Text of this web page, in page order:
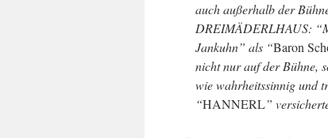
auch außerhalb der
DREIMÄDERLHAUS:
Jankuhn” als “Baron
nicht nur auf der Bühne,
wie wahrheitssinnig und
“HANNERL”